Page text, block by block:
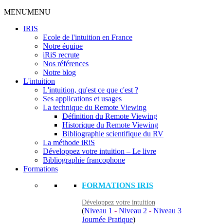
MENUMENU
IRIS
Ecole de l'intuition en France
Notre équipe
iRiS recrute
Nos références
Notre blog
L'intuition
L'intuition, qu'est ce que c'est ?
Ses applications et usages
La technique du Remote Viewing
Définition du Remote Viewing
Historique du Remote Viewing
Bibliographie scientifique du RV
La méthode iRiS
Développez votre intuition – Le livre
Bibliographie francophone
Formations
FORMATIONS IRIS
Développez votre intuition
(Niveau 1 - Niveau 2 - Niveau 3
Journée Pratique)